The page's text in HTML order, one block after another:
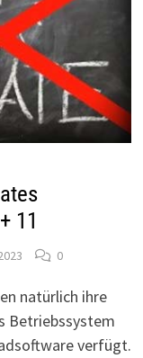
11
0
natürlich ihre
Betriebssystem
verfügt.